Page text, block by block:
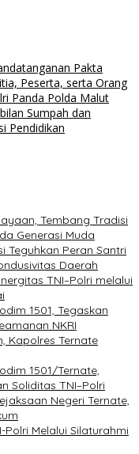
Pakta
Peserta, serta Orang
Panda Polda Malut
Sumpah dan
Pendidikan
Tembang Tradisi
Generasi Muda
Teguhkan Peran Santri
Daerah
TNI–Polri melalui
1501, Tegaskan
NKRI
Kapolres Ternate
1501/Ternate,
Soliditas TNI–Polri
Negeri Ternate,
Melalui Silaturahmi